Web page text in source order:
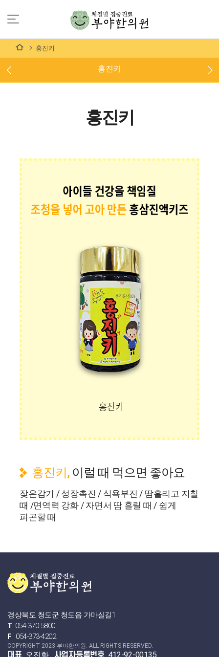
홍진키
홍진키
홍진키
홍진키, 이럴 때 먹으면 좋아요
잦은감기 / 성장촉진 / 식욕부진 / 땀흘리고 지칠
때 /면역력 강화 / 자면서 땀 흘릴 때 / 쉽게
피곤할 때
경상북도 청도군 청도읍 가마실길1
T 054-370-5800
F 054-373-4202
COPYRIGHT 2023 부야한의원. ALL RIGHTS RESERVED.
대표 오진화 사업자등록번호 412-92-00135